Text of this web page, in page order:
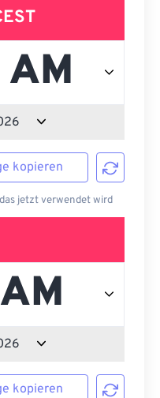
kopieren
jetzt verwendet wird
kopieren